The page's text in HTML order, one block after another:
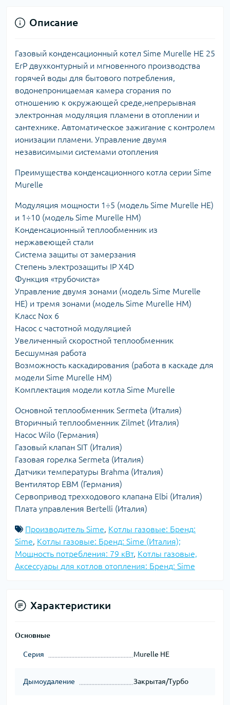
Описание
Газовый конденсационный котел Sime Murelle HE 25
ErP двухконтурный и мгновенного производства
горячей воды для бытового потребления,
водонепроницаемая камера сгорания по
отношению к окружающей среде,непрерывная
электронная модуляция пламени в отоплении и
сантехнике. Автоматическое зажигание с контролем
ионизации пламени. Управление двумя
независимыми системами отопления
Преимущества конденсационного котла серии Sime
Murelle
Модуляция мощности 1÷5 (модель Sime Murelle HE)
и 1÷10 (модель Sime Murelle HM)
Конденсационный теплообменник из
нержавеющей стали
Система защиты от замерзания
Степень электрозащиты IP X4D
Функция «трубочиста»
Управление двумя зонами (модель Sime Murelle
HE) и тремя зонами (модель Sime Murelle HM)
Класс Nox 6
Насос с частотной модуляцией
Увеличенный скоростной теплообменник
Бесшумная работа
Возможность каскадирования (работа в каскаде для
модели Sime Murelle HM)
Комплектация модели котла Sime Murelle
Основной теплообменник Sermeta (Италия)
Вторичный теплообменник Zilmet (Италия)
Насос Wilo (Германия)
Газовый клапан SIT (Италия)
Газовая горелка Sermeta (Италия)
Датчики температуры Brahma (Италия)
Вентилятор EBM (Германия)
Сервопривод трехходового клапана Elbi (Италия)
Плата управления Bertelli (Италия)
Производитель Sime, Котлы газовые: Бренд:
Sime, Котлы газовые: Бренд: Sime (Италия);
Мощность потребления: 79 кВт, Котлы газовые,
Аксессуары для котлов отопления: Бренд: Sime
Характеристики
Основные
Серия Murelle HE
Дымоудаление Закрытая/Турбо